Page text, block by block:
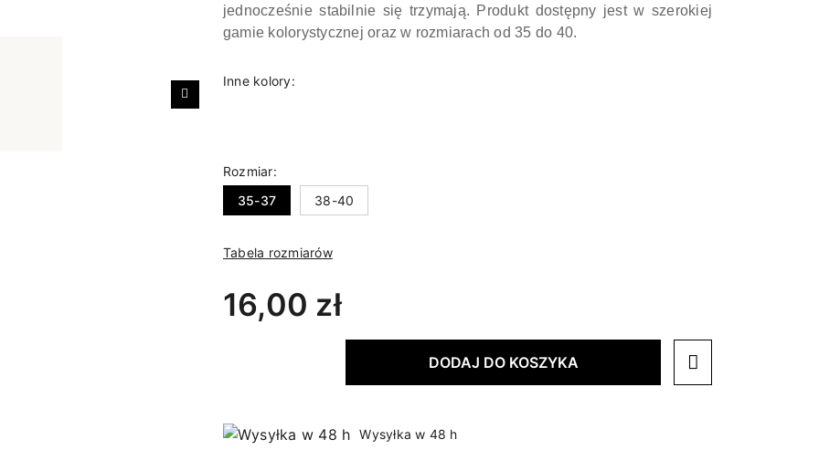
Następny
jednocześnie stabilnie się trzymają. Produkt dostępny jest w szerokiej
gamie kolorystycznej oraz w rozmiarach od 35 do 40.
Inne kolory:
Rozmiar:
35-37
38-40
Tabela rozmiarów
16,00 zł
DODAJ DO KOSZYKA
Wysyłka w 48 h